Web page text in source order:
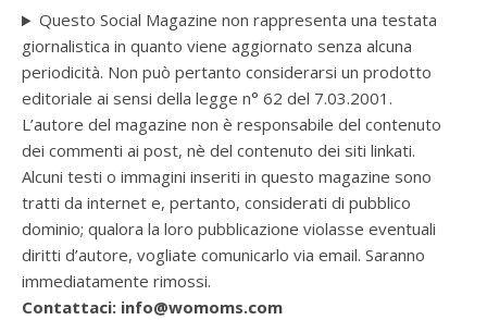
Questo Social Magazine non rappresenta una testata
giornalistica in quanto viene aggiornato senza alcuna
periodicità. Non può pertanto considerarsi un prodotto
editoriale ai sensi della legge n° 62 del 7.03.2001.
L’autore del magazine non è responsabile del contenuto
dei commenti ai post, nè del contenuto dei siti linkati.
Alcuni testi o immagini inseriti in questo magazine sono
tratti da internet e, pertanto, considerati di pubblico
dominio; qualora la loro pubblicazione violasse eventuali
diritti d’autore, vogliate comunicarlo via email. Saranno
immediatamente rimossi.
Contattaci: info@womoms.com